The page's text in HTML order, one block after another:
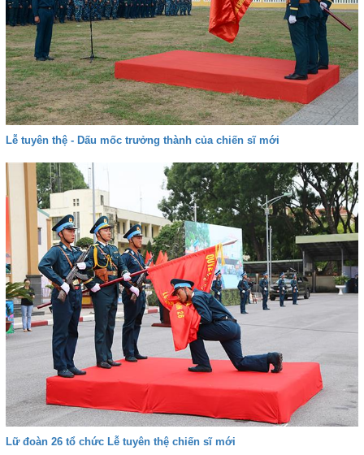
Lễ tuyên thệ - Dấu mốc trưởng thành của chiến sĩ mới
Lữ đoàn 26 tổ chức Lễ tuyên thệ chiến sĩ mới